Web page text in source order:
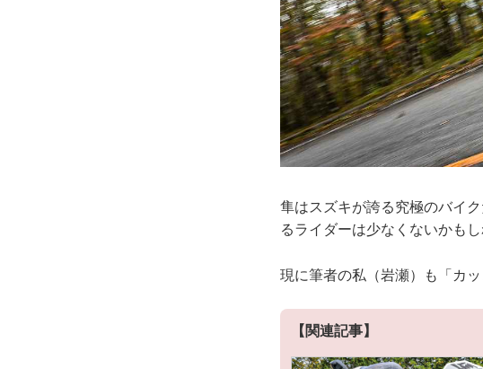
隼はスズキが誇る究極のバイ
るライダーは少なくないかもし
現に筆者の私（岩瀬）も「カ
【関連記事】